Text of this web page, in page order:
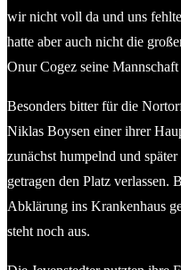
wir nicht voll da und uns
hatte aber auch nicht die
Onur Cogez seine
Besonders bitter für die
Niklas Boysen einer ihrer
zunächst humpelnd und
getragen den Platz verlassen.
Abklärung ins Krankenhaus
steht noch aus.